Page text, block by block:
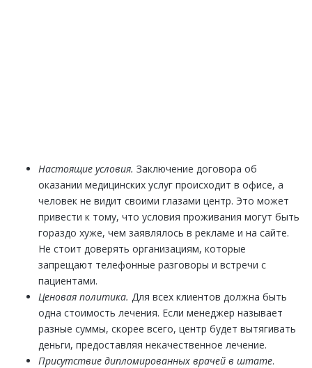
Настоящие условия. Заключение договора об
оказании медицинских услуг происходит в офисе, а
человек не видит своими глазами центр. Это может
привести к тому, что условия проживания могут быть
гораздо хуже, чем заявлялось в рекламе и на сайте.
Не стоит доверять организациям, которые
запрещают телефонные разговоры и встречи с
пациентами.
Ценовая политика. Для всех клиентов должна быть
одна стоимость лечения. Если менеджер называет
разные суммы, скорее всего, центр будет вытягивать
деньги, предоставляя некачественное лечение.
Присутствие дипломированных врачей в штате.